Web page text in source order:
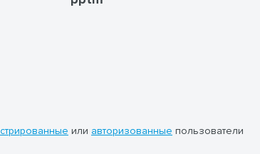
или авторизованные пользователи